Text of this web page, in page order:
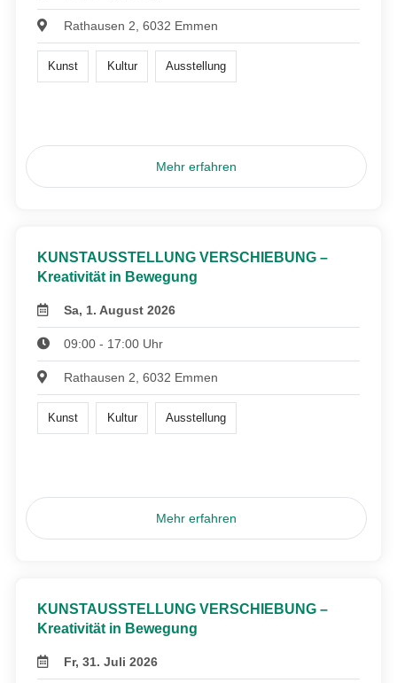
Rathausen 2, 6032 Emmen
Kunst Kultur Ausstellung
Mehr erfahren
KUNSTAUSSTELLUNG VERSCHIEBUNG –
Kreativität in Bewegung
Sa, 1. August 2026
09:00 - 17:00 Uhr
Rathausen 2, 6032 Emmen
Kunst Kultur Ausstellung
Mehr erfahren
KUNSTAUSSTELLUNG VERSCHIEBUNG –
Kreativität in Bewegung
Fr, 31. Juli 2026